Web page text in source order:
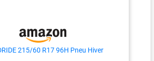
une réponse dans un délai d'un
jour ouvrable! Compatible avec:
BMW 3
(E91,F31,F30,F80,G21,G81,G20,G
215/60 R17 96H Pneu Hiver